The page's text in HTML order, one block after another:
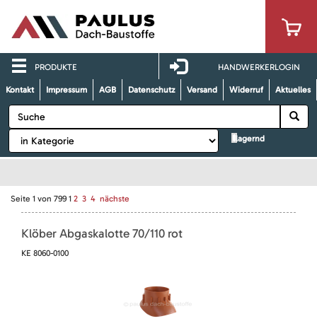
PRODUKTE HANDWERKERLOGIN
Kontakt Impressum AGB Datenschutz Versand Widerruf Aktuelles
lagernd
Seite 1 von 799 1 2 3 4 nächste
Klöber Abgaskalotte 70/110 rot
KE 8060-0100